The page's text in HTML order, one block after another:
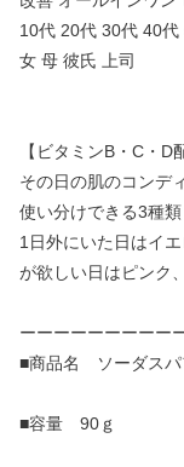
10代 20代 30代 40
女 母 彼氏 上司
【ビタミンB・C・D
その日の肌のコンデ
使い分けできる3種類
1日外にいた日はイ
が欲しい日はピンク
ーーーーーーーーー
■商品名 ソーダスパ
■容量 90ｇ